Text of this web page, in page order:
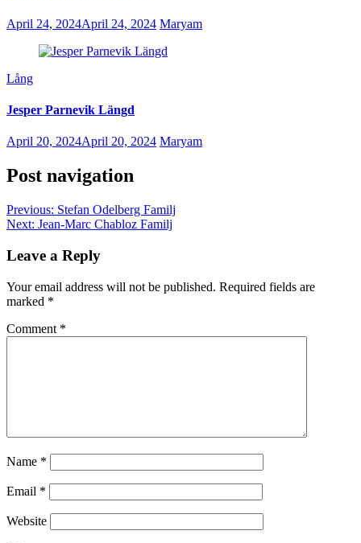
April 24, 2024April 24, 2024 Maryam
Lång
Jesper Parnevik Längd
April 20, 2024April 20, 2024 Maryam
Post navigation
Previous: Stefan Odelberg Familj
Next: Jean-Marc Chabloz Familj
Leave a Reply
Your email address will not be published. Required fields are
marked *
Comment *
Name *
Email *
Website